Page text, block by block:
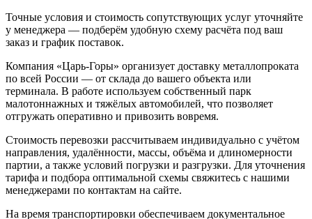
Точные условия и стоимость сопутствующих услуг уточняйте
у менеджера — подберём удобную схему расчёта под ваш
заказ и график поставок.
Компания «Царь-Горы» организует доставку металлопроката
по всей России — от склада до вашего объекта или
терминала. В работе используем собственный парк
малотоннажных и тяжёлых автомобилей, что позволяет
отгружать оперативно и привозить вовремя.
Стоимость перевозки рассчитываем индивидуально с учётом
направления, удалённости, массы, объёма и длиномерности
партии, а также условий погрузки и разгрузки. Для уточнения
тарифа и подбора оптимальной схемы свяжитесь с нашими
менеджерами по контактам на сайте.
На время транспортировки обеспечиваем документальное